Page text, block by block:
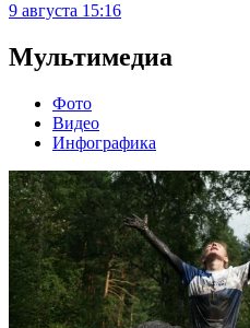
9 августа 15:16
Мультимедиа
Фото
Видео
Инфографика